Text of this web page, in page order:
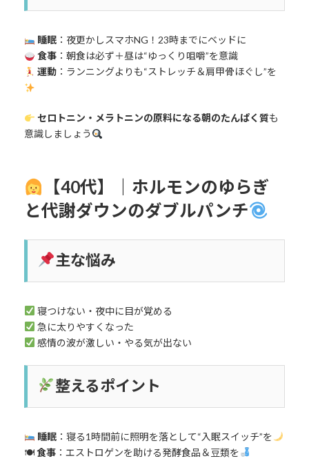
睡眠：夜更かしスマホNG！23時までにベッドに
食事：朝食は必ず＋昼は“ゆっくり咀嚼”を意識
運動：ランニングよりも“ストレッチ＆肩甲骨ほぐし”を
セロトニン・メラトニンの原料になる朝のたんぱく質も
意識しましょう
【40代】｜ホルモンのゆらぎ
と代謝ダウンのダブルパンチ
主な悩み
寝つけない・夜中に目が覚める
急に太りやすくなった
感情の波が激しい・やる気が出ない
整えるポイント
睡眠：寝る1時間前に照明を落として“入眠スイッチ”を
🍽食事：エストロゲンを助ける発酵食品＆豆類を